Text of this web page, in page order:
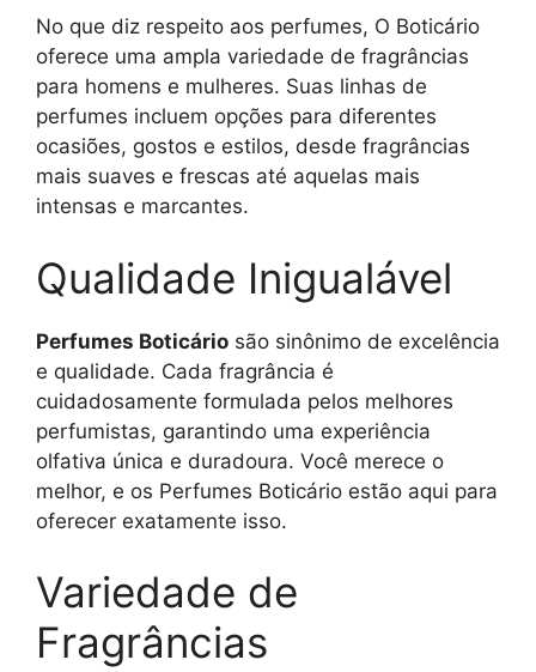
No que diz respeito aos perfumes, O Boticário
oferece uma ampla variedade de fragrâncias
para homens e mulheres. Suas linhas de
perfumes incluem opções para diferentes
ocasiões, gostos e estilos, desde fragrâncias
mais suaves e frescas até aquelas mais
intensas e marcantes.
Qualidade Inigualável
Perfumes Boticário são sinônimo de excelência
e qualidade. Cada fragrância é
cuidadosamente formulada pelos melhores
perfumistas, garantindo uma experiência
olfativa única e duradoura. Você merece o
melhor, e os Perfumes Boticário estão aqui para
oferecer exatamente isso.
Variedade de
Fragrâncias